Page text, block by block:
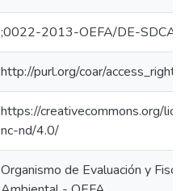
;0022-2013-OEFA/DE-SDCA
http://purl.org/coar/access_right/
https://creativecommons.org/
nc-nd/4.0/
Organismo de Evaluación y